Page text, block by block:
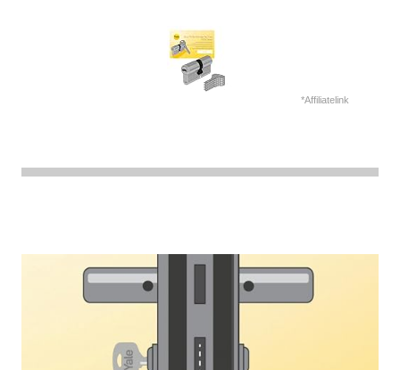
*Affiliatelink